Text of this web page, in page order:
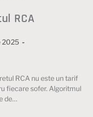
RCA
2025
RCA nu este un tarif
fiecare sofer. Algoritmul
de…